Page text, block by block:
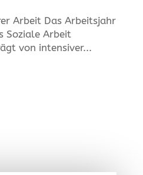
Arbeit Das Arbeitsjahr
Soziale Arbeit
von intensiver...